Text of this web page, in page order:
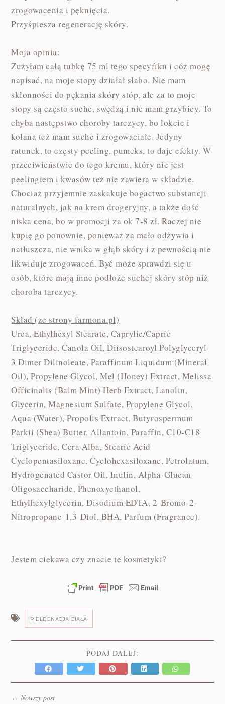
zrogowacenia i pęknięcia.
Przyśpiesza regenerację skóry.
Moja opinia:
Zużyłam całą tubkę 75 ml tego specyfiku i cóż mogę
napisać, na moje stopy działał słabo. Nie mam
skłonności do pękania skóry stóp, ale za to moje
stopy są często suche, swędzą i nie mam grzybicy. To
chyba następstwo choroby tarczycy, bo łokcie i
kolana też mam suche i zrogowaciałe. Jedyny
ratunek, to częsty peeling, pumeks, to daje efekty. W
przeciwieństwie do tego kremu, który nie jest
peelingiem i kwasów też nie zawiera w składzie.
Chociaż przyjemnie zaskakuje bogactwo substancji
naturalnych, jak na krem drogeryjny, a także dość
niska cena, bo w promocji za ok 7-8 zł. Raczej nie
kupię go ponownie, ponieważ za mało odżywia i
natłuszcza, nie wnika w głąb skóry i z pewnością nie
likwiduje zrogowaceń. Być może sprawdzi się u
osób, które mają inne podłoże suchej skóry stóp niż
choroba tarczycy.
Skład (ze strony farmona.pl)
Urea, Ethylhexyl Stearate, Caprylic/Capric
Triglyceride, Canola Oil, Diisostearoyl Polyglyceryl-
3 Dimer Dilinoleate, Paraffinum Liquidum (Mineral
Oil), Propylene Glycol, Mel (Honey) Extract, Melissa
Officinalis (Balm Mint) Herb Extract, Lanolin,
Glycerin, Magnesium Sulfate, Propylene Glycol,
Aqua (Water), Propolis Extract, Butyrospermum
Parkii (Shea) Butter, Allantoin, Paraffin, C10-C18
Triglyceride, Cera Alba, Stearic Acid
Cyclopentasiloxane, Cyclohexasiloxane, Petrolatum,
Hydrogenated Castor Oil, Inulin, Alpha-Glucan
Oligosaccharide, Phenoxyethanol,
Ethylhexylglycerin, Disodium EDTA, 2-Bromo-2-
Nitropropane-1,3-Diol, BHA, Parfum (Fragrance).
Jestem ciekawa czy znacie te kosmetyki?
PIELĘGNACJA CIAŁA
PODAJ DALEJ:
←Nowszy post